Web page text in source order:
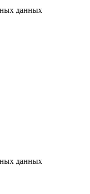
данных
данных